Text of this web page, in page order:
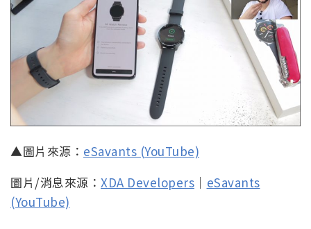
▲圖片來源： eSavants (YouTube)
圖片/消息來源： XDA Developers ｜ eSavants
(YouTube)